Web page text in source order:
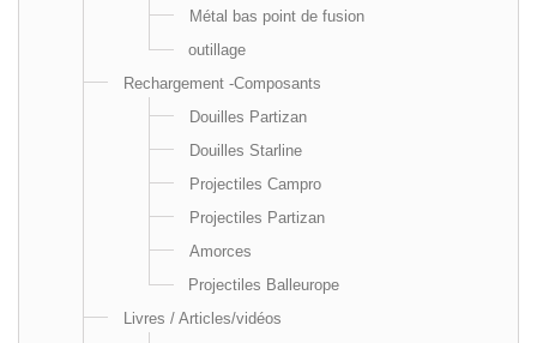
Métal bas point de fusion
outillage
Rechargement -Composants
Douilles Partizan
Douilles Starline
Projectiles Campro
Projectiles Partizan
Amorces
Projectiles Balleurope
Livres / Articles/vidéos